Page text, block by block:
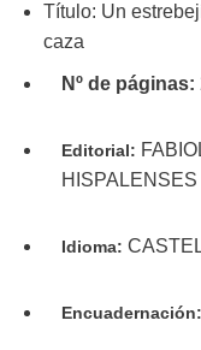
Título: Un
caza
Nº de páginas:
Editorial:
HISPALENSES
Idioma:
Encuadernación: